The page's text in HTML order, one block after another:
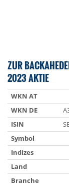
ZUR
2023 AKTIE
WKN AT
WKN DE
ISIN
Symbol
Indizes
Land
Branche